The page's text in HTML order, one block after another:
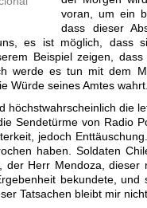
voran, um ein
dass dieser
es ist möglich, dass
Beispiel zeigen,
werde es tun mit dem
Würde seines Amtes wahrt.
höchstwahrscheinlich die
Sendetürme von Radio
jedoch
haben. Soldaten
der Herr Mendoza, dieser
bekundete,
Tatsachen bleibt mir